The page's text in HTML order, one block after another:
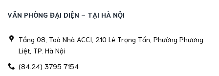
VĂN PHÒNG ĐẠI DIỆN - TẠI HÀ NỘI
Tầng 08, Toà Nhà ACCI, 210 Lê Trọng Tấn, Phường Phương
Liệt, TP. Hà Nội
(84.24) 3795 7154